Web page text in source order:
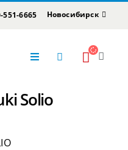
551-6665 Новосибирск
Solio